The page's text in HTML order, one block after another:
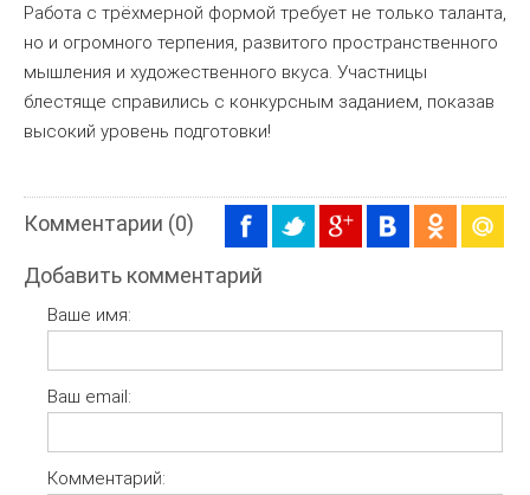
Работа с трёхмерной формой требует не только таланта,
но и огромного терпения, развитого пространственного
мышления и художественного вкуса. Участницы
блестяще справились с конкурсным заданием, показав
высокий уровень подготовки!
Комментарии (0)
Добавить комментарий
Ваше имя:
Ваш email:
Комментарий: